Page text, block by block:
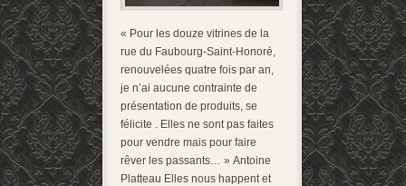
« Pour les douze vitrines de la
rue du Faubourg-Saint-Honoré,
renouvelées quatre fois par an,
je n’ai aucune contrainte de
présentation de produits, se
félicite . Elles ne sont pas faites
pour vendre mais pour faire
rêver les passants… » Antoine
Platteau Elles nous happent et